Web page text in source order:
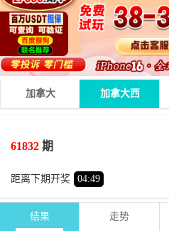
加拿大 加拿大西
61832 期
距离下期开奖 04:49
期号
结果 走势